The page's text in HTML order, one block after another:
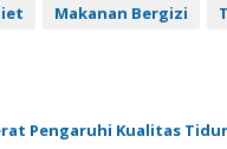
Makanan Bergizi
Pengaruhi Kualitas